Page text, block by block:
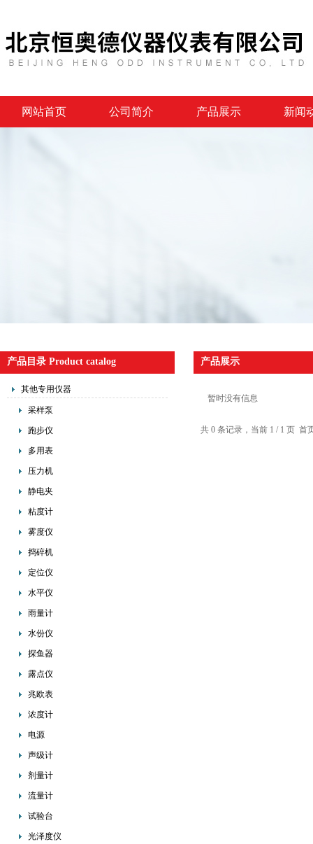
网站首页 公司简介 产品展示 新闻
产品目录 Product catalog
其他专用仪器
采样泵
跑步仪
多用表
压力机
静电夹
粘度计
雾度仪
捣碎机
定位仪
水平仪
雨量计
水份仪
探鱼器
露点仪
兆欧表
浓度计
电源
声级计
剂量计
流量计
试验台
光泽度仪
产品展示
暂时没有信息
共 0 条记录，当前 1 / 1 页